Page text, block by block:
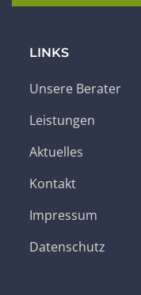
LINKS
Unsere Berater
Leistungen
Aktuelles
Kontakt
Impressum
Datenschutz